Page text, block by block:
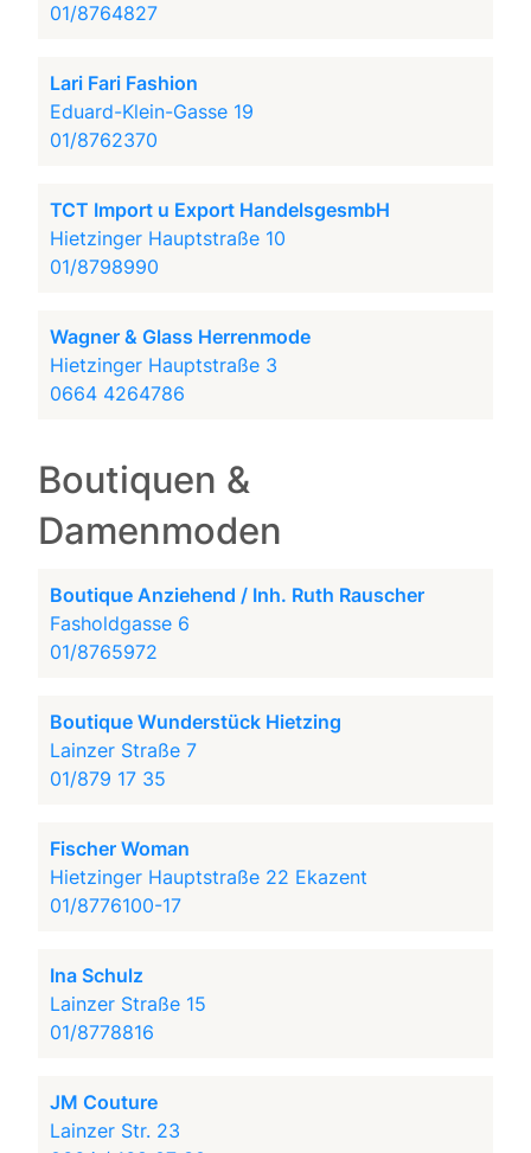
01/8764827
Lari Fari Fashion
Eduard-Klein-Gasse 19
01/8762370
TCT Import u Export HandelsgesmbH
Hietzinger Hauptstraße 10
01/8798990
Wagner & Glass Herrenmode
Hietzinger Hauptstraße 3
0664 4264786
Boutiquen &
Damenmoden
Boutique Anziehend / Inh. Ruth Rauscher
Fasholdgasse 6
01/8765972
Boutique Wunderstück Hietzing
Lainzer Straße 7
01/879 17 35
Fischer Woman
Hietzinger Hauptstraße 22 Ekazent
01/8776100-17
Ina Schulz
Lainzer Straße 15
01/8778816
JM Couture
Lainzer Str. 23